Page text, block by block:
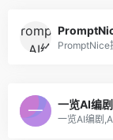
一览AI编